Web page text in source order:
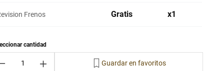
Frenos Gratis x1
＋